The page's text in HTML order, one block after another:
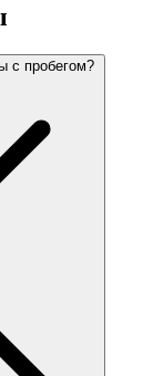
с пробегом?